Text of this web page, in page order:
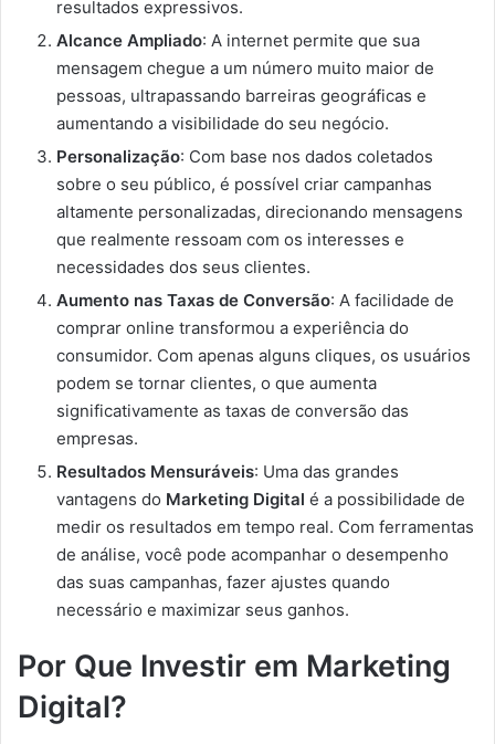
resultados expressivos.
Alcance Ampliado: A internet permite que sua
mensagem chegue a um número muito maior de
pessoas, ultrapassando barreiras geográficas e
aumentando a visibilidade do seu negócio.
Personalização: Com base nos dados coletados
sobre o seu público, é possível criar campanhas
altamente personalizadas, direcionando mensagens
que realmente ressoam com os interesses e
necessidades dos seus clientes.
Aumento nas Taxas de Conversão: A facilidade de
comprar online transformou a experiência do
consumidor. Com apenas alguns cliques, os usuários
podem se tornar clientes, o que aumenta
significativamente as taxas de conversão das
empresas.
Resultados Mensuráveis: Uma das grandes
vantagens do Marketing Digital é a possibilidade de
medir os resultados em tempo real. Com ferramentas
de análise, você pode acompanhar o desempenho
das suas campanhas, fazer ajustes quando
necessário e maximizar seus ganhos.
Por Que Investir em Marketing
Digital?